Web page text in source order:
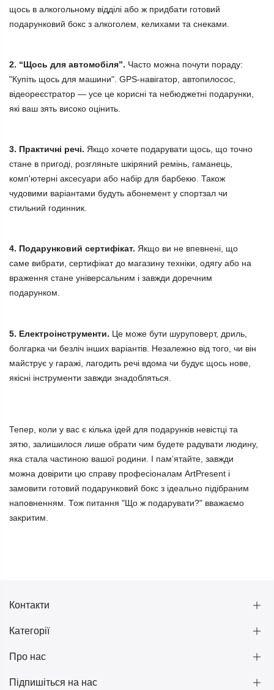
щось в алкогольному відділі або ж придбати готовий
подарунковий бокс з алкоголем, келихами та снеками.
2. “Щось для автомобіля”. Часто можна почути пораду:
"Купіть щось для машини". GPS-навігатор, автопилосос,
відеореєстратор — усе це корисні та небюджетні подарунки,
які ваш зять високо оцінить.
3. Практичні речі. Якщо хочете подарувати щось, що точно
стане в пригоді, розгляньте шкіряний ремінь, гаманець,
комп'ютерні аксесуари або набір для барбекю. Також
чудовими варіантами будуть абонемент у спортзал чи
стильний годинник.
4. Подарунковий сертифікат. Якщо ви не впевнені, що
саме вибрати, сертифікат до магазину техніки, одягу або на
враження стане універсальним і завжди доречним
подарунком.
5. Електроінструменти. Це може бути шуруповерт, дриль,
болгарка чи безліч інших варіантів. Незалежно від того, чи він
майструє у гаражі, лагодить речі вдома чи будує щось нове,
якісні інструменти завжди знадобляться.
Тепер, коли у вас є кілька ідей для подарунків невістці та
зятю, залишилося лише обрати чим будете радувати людину,
яка стала частиною вашої родини. І пам’ятайте, завжди
можна довірити цю справу професіоналам ArtPresent і
замовити готовий подарунковий бокс з ідеально підібраним
наповненням. Тож питання "Що ж подарувати?" вважаємо
закритим.
Контакти
Категорії
Про нас
Підпишіться на нас